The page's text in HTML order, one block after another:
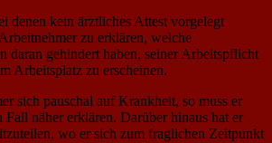
denen kein ärztliches Attest vorgelegt
zu erklären, welche
daran gehindert haben, seiner Arbeitspflicht
Arbeitsplatz zu erscheinen.
sich pauschal auf Krankheit, so muss er
Fall näher erklären. Darüber hinaus hat er
wo er sich zum fraglichen Zeitpunkt